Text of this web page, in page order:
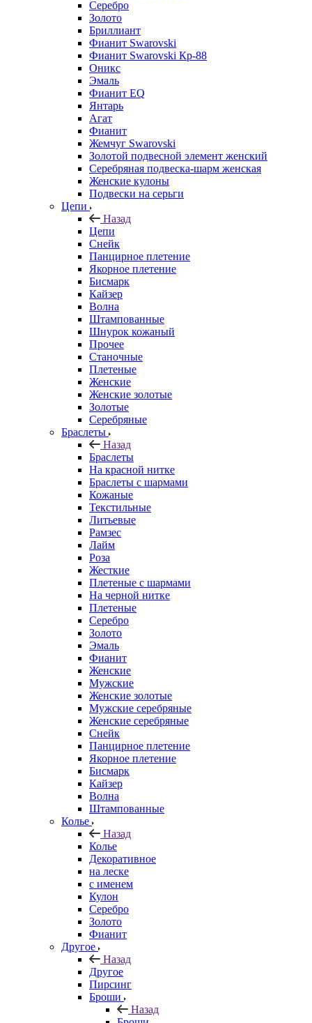
Серебро
Золото
Бриллиант
Фианит Swarovski
Фианит Swarovski Кр-88
Оникс
Эмаль
Фианит EQ
Янтарь
Агат
Фианит
Жемчуг Swarovski
Золотой подвесной элемент женcкий
Серебряная подвеска-шарм женская
Женские кулоны
Подвески на серьги
Цепи
Назад
Цепи
Снейк
Панцирное плетение
Якорное плетение
Бисмарк
Кайзер
Волна
Штампованные
Шнурок кожаный
Прочее
Станочные
Плетеные
Женские
Женские золотые
Золотые
Серебряные
Браслеты
Назад
Браслеты
На красной нитке
Браслеты с шармами
Кожаные
Текстильные
Литьевые
Рамзес
Лайм
Роза
Жесткие
Плетеные с шармами
На черной нитке
Плетеные
Серебро
Золото
Эмаль
Фианит
Женские
Мужские
Женские золотые
Мужские серебряные
Женские серебряные
Снейк
Панцирное плетение
Якорное плетение
Бисмарк
Кайзер
Волна
Штампованные
Колье
Назад
Колье
Декоративное
на леске
с именем
Кулон
Серебро
Золото
Фианит
Другое
Назад
Другое
Пирсинг
Броши
Назад